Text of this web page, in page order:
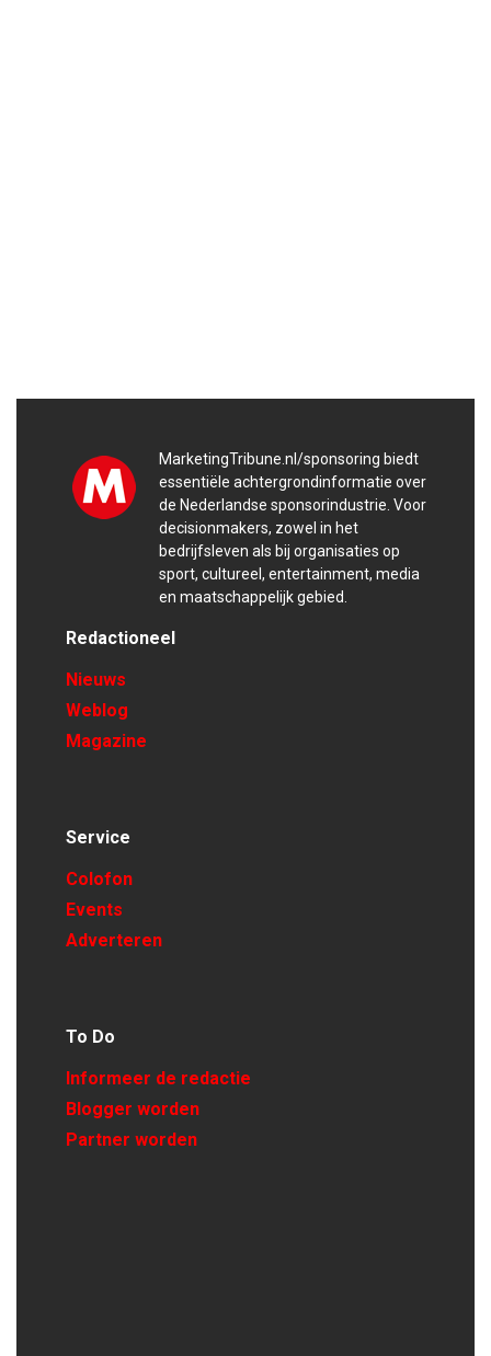
MarketingTribune.nl/sponsoring biedt
essentiële achtergrondinformatie over
de Nederlandse sponsorindustrie. Voor
decisionmakers, zowel in het
bedrijfsleven als bij organisaties op
sport, cultureel, entertainment, media
en maatschappelijk gebied.
Redactioneel
Nieuws
Weblog
Magazine
Service
Colofon
Events
Adverteren
To Do
Informeer de redactie
Blogger worden
Partner worden